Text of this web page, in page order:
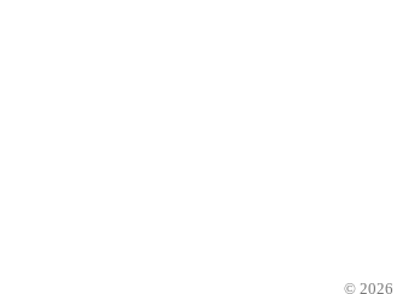
© 2026